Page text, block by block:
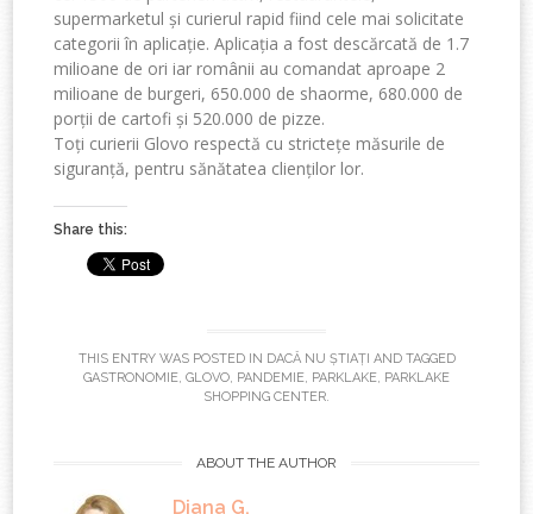
supermarketul și curierul rapid fiind cele mai solicitate
categorii în aplicație. Aplicația a fost descărcată de 1.7
milioane de ori iar românii au comandat aproape 2
milioane de burgeri, 650.000 de shaorme, 680.000 de
porții de cartofi și 520.000 de pizze.
Toți curierii Glovo respectă cu strictețe măsurile de
siguranță, pentru sănătatea clienților lor.
Share this:
THIS ENTRY WAS POSTED IN DACĂ NU ȘTIAȚI AND TAGGED
GASTRONOMIE GLOVO PANDEMIE PARKLAKE PARKLAKE
SHOPPING CENTER
ABOUT THE AUTHOR
Diana G.